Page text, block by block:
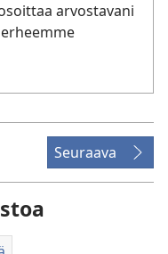
arvostavani
Seuraava